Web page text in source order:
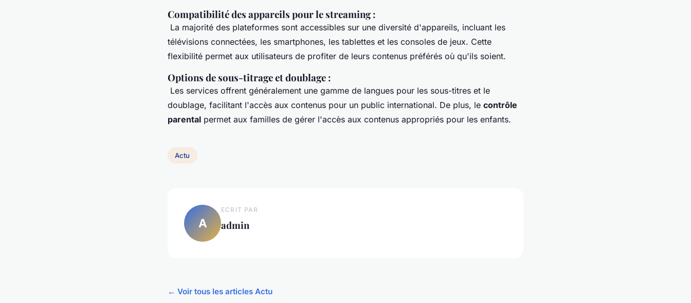
Compatibilité des appareils pour le streaming:
La majorité des plateformes sont accessibles sur une diversité d'appareils, incluant les
télévisions connectées, les smartphones, les tablettes et les consoles de jeux. Cette
flexibilité permet aux utilisateurs de profiter de leurs contenus préférés où qu'ils soient.
Options de sous-titrage et doublage :
Les services offrent généralement une gamme de langues pour les sous-titres et le
doublage, facilitant l'accès aux contenus pour un public international. De plus, le contrôle
parental permet aux familles de gérer l'accès aux contenus appropriés pour les enfants.
Actu
A
ECRIT PAR
admin
← Voir tous les articles Actu